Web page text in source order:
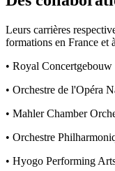
Leurs carrières
formations en France et
• Royal Concertgebouw
• Orchestre de l'Opéra
• Mahler Chamber
• Orchestre
• Hyogo Performing